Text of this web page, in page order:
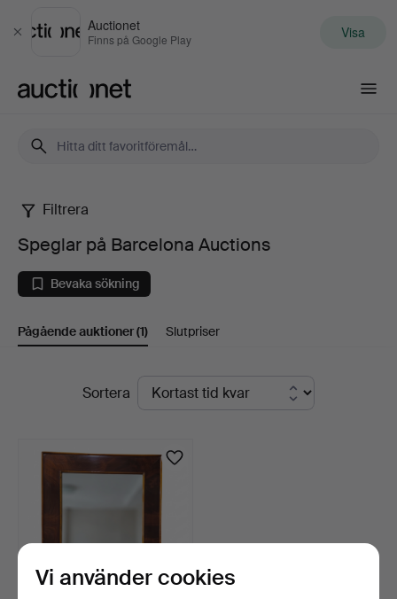
Stäng
Auctionet
Finns på Google Play Visa
Speglar
på
Barcelona
Auctions
Filtrera
Speglar på Barcelona Auctions
Bevaka sökning
Pågående auktioner(1) Slutpriser
PågåendeSortera
Vi använder cookies